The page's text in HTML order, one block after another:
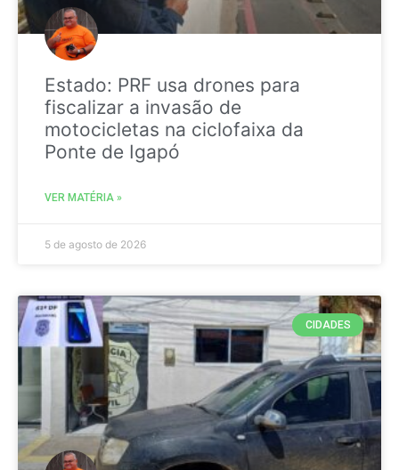
Estado: PRF usa drones para
fiscalizar a invasão de
motocicletas na ciclofaixa da
Ponte de Igapó
VER MATÉRIA »
5 de agosto de 2026
CIDADES